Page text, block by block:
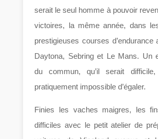
serait le seul homme à pouvoir
victoires, la même année, dans
prestigieuses courses d’endurance
Daytona, Sebring et Le Mans. Un
du commun, qu’il serait
pratiquement impossible d’égaler.
Finies les vaches maigres, les
difficiles avec le petit atelier de